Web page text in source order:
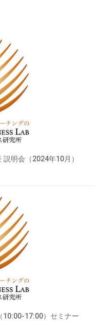
明会（2024年10月）
10:00-17:00）セミナー